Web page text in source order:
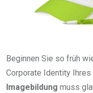
Beginnen Sie so früh
Corporate Identity
Imagebildung muss